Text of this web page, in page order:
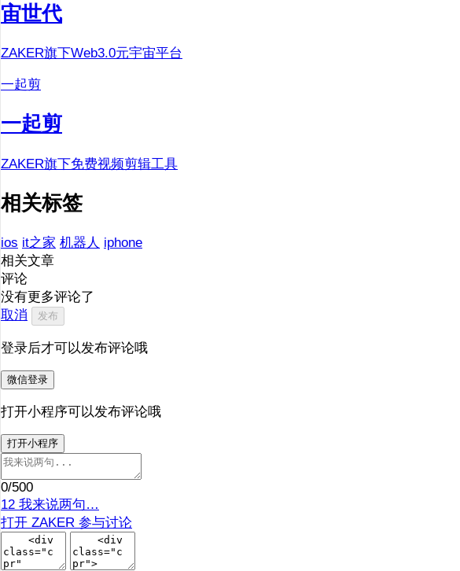
宙世代
ZAKER旗下Web3.0元宇宙平台
一起剪
一起剪
ZAKER旗下免费视频剪辑工具
相关标签
ios it之家 机器人 iphone
相关文章
评论
没有更多评论了
取消
发布
登录后才可以发布评论哦
微信登录
打开小程序可以发布评论哦
打开小程序
0/500
12 我来说两句…
打开 ZAKER 参与讨论